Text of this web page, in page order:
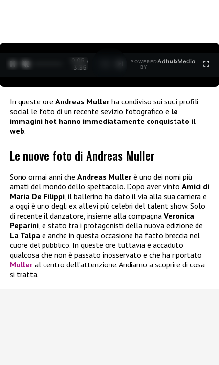
0:06 /
3:35
POWERED
BY
AdhubMedia
In queste ore Andreas Muller ha condiviso sui suoi profili
social le foto di un recente sevizio fotografico e le
immagini hot hanno immediatamente conquistato il
web.
Le nuove foto di Andreas Muller
Sono ormai anni che Andreas Muller è uno dei nomi più
amati del mondo dello spettacolo. Dopo aver vinto Amici di
Maria De Filippi, il ballerino ha dato il via alla sua carriera e
a oggi è uno degli ex allievi più celebri del talent show. Solo
di recente il danzatore, insieme alla compagna Veronica
Peparini, è stato tra i protagonisti della nuova edizione de
La Talpa e anche in questa occasione ha fatto breccia nel
cuore del pubblico. In queste ore tuttavia è accaduto
qualcosa che non è passato inosservato e che ha riportato
Muller al centro dell’attenzione. Andiamo a scoprire di cosa
si tratta.